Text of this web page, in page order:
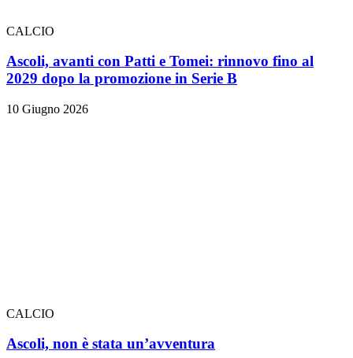
CALCIO
Ascoli, avanti con Patti e Tomei: rinnovo fino al
2029 dopo la promozione in Serie B
10 Giugno 2026
CALCIO
Ascoli, non è stata un’avventura